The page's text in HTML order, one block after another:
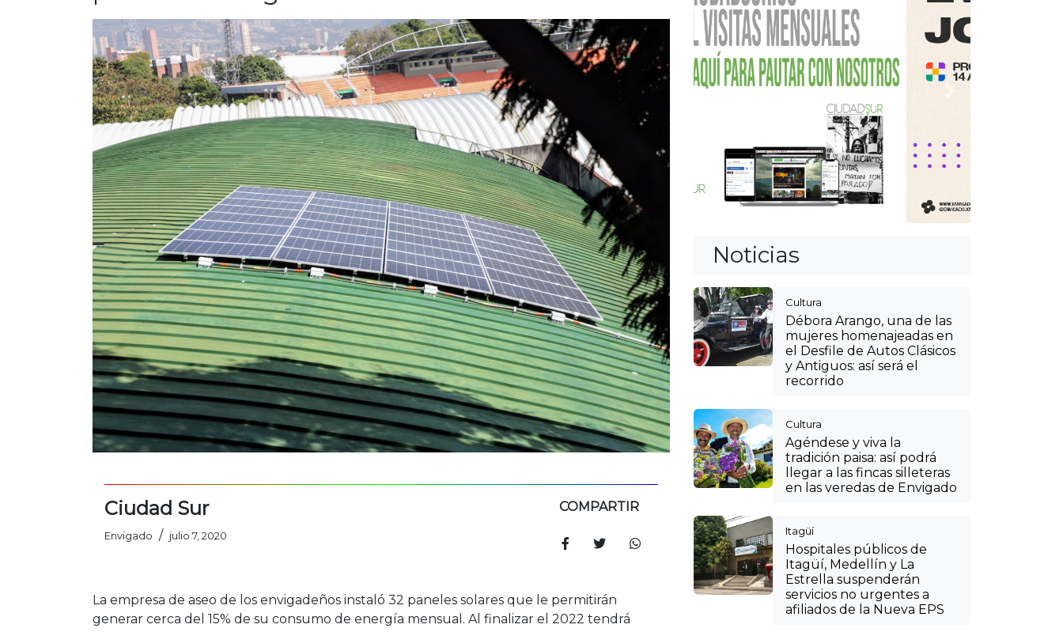
Ciudad Sur
Envigado / julio 7, 2020
COMPARTIR
La empresa de aseo de los envigadeños instaló 32 paneles solares que le permitirán
generar cerca del 15% de su consumo de energía mensual. Al finalizar el 2022 tendrá
Noticias
Cultura
Débora Arango, una de las
mujeres homenajeadas en
el Desfile de Autos Clásicos
y Antiguos: así será el
recorrido
Cultura
Agéndese y viva la
tradición paisa: así podrá
llegar a las fincas silleteras
en las veredas de Envigado
Itagüí
Hospitales públicos de
Itagüí, Medellín y La
Estrella suspenderán
servicios no urgentes a
afiliados de la Nueva EPS